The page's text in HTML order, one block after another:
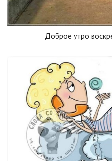
Доброе утро